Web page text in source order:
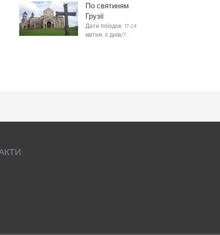
По святиням
Грузії
Дати поїздок: 17-24
квітня, 8 днів/7…